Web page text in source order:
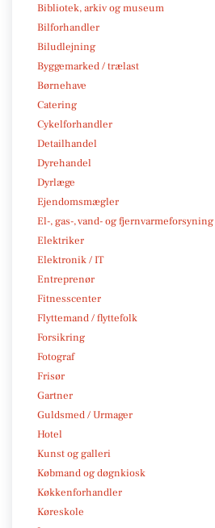
Bibliotek, arkiv og museum
Bilforhandler
Biludlejning
Byggemarked / trælast
Børnehave
Catering
Cykelforhandler
Detailhandel
Dyrehandel
Dyrlæge
Ejendomsmægler
El-, gas-, vand- og fjernvarmeforsyning
Elektriker
Elektronik / IT
Entreprenør
Fitnesscenter
Flyttemand / flyttefolk
Forsikring
Fotograf
Frisør
Gartner
Guldsmed / Urmager
Hotel
Kunst og galleri
Købmand og døgnkiosk
Køkkenforhandler
Køreskole